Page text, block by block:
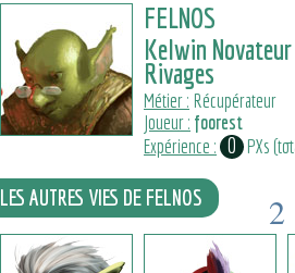
FELNOS
Kelwin
Rivages
Métier : Récupérateur
Joueur : foorest
Expérience : 0 PXs
3
2
LES AUTRES VIES DE FELNOS